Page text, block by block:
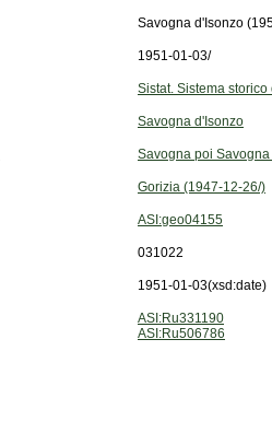
Savogna d'Isonzo
1951-01-03/
Sistat. Sistema
Savogna d'Isonzo
Savogna poi
Gorizia (1947-12-26/)
ASI:geo04155
031022
1951-01-03(xsd:date)
ASI:Ru331190
ASI:Ru506786